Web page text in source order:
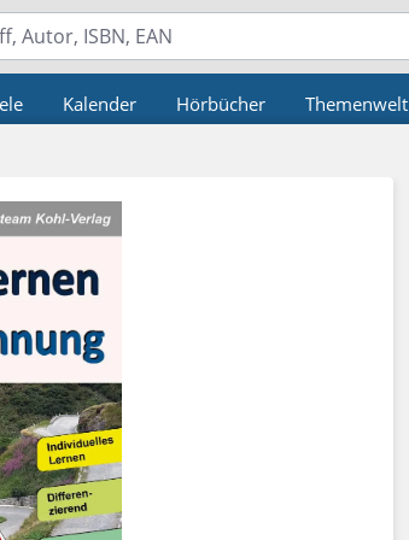
Kalender Hörbücher Themenwelt